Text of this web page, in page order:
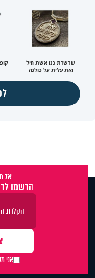
שרשרת ננו אשת חיל
ואת עלית על כולנה
אל
הרשמו
אני